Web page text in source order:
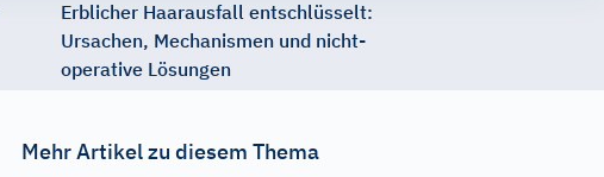
Erblicher Haarausfall entschlüsselt:
Ursachen, Mechanismen und nicht-
operative Lösungen
Mehr Artikel zu diesem Thema